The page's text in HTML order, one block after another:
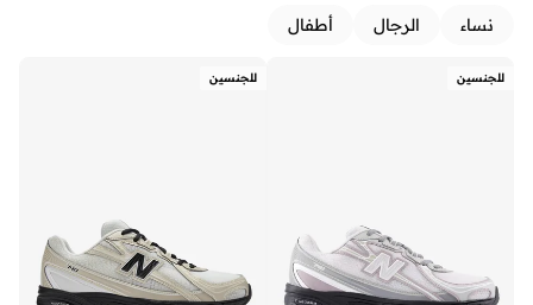
نساء الرجال أطفال
للجنسين للجنسين